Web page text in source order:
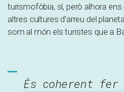
turismofòbia, sí, però alhora
altres cultures d’arreu del
som al món els turistes que a
És coherent fer